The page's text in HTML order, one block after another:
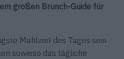
großen Brunch-Guide für
Mahlzeit des Tages sein
sowieso das tägliche